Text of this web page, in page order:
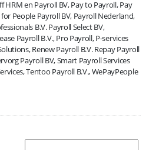
HRM en Payroll BV, Pay to Payroll, Pay
People Payroll BV, Payroll Nederland,
B.V. Payroll Select BV,
Payroll B.V., Pro Payroll, P-services
Renew Payroll B.V. Repay Payroll
Payroll BV, Smart Payroll Services
Tentoo Payroll B.V., WePayPeople